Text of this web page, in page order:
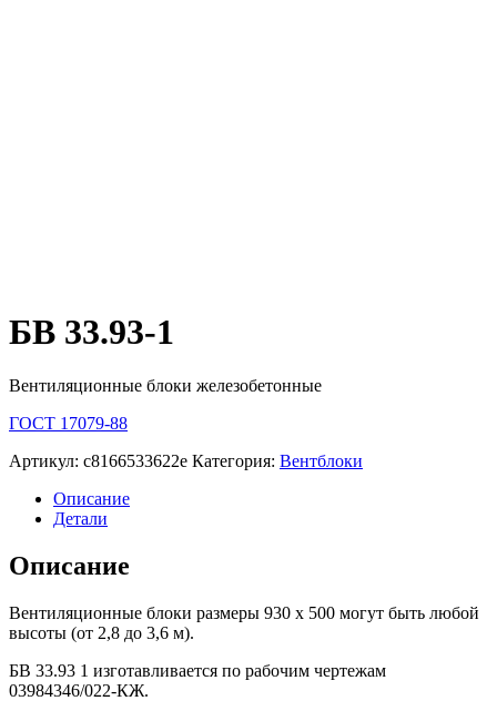
БВ 33.93-1
Вентиляционные блоки железобетонные
ГОСТ 17079-88
Артикул: c8166533622e Категория: Вентблоки
Описание
Детали
Описание
Вентиляционные блоки размеры 930 х 500 могут быть любой
высоты (от 2,8 до 3,6 м).
БВ 33.93 1 изготавливается по рабочим чертежам
03984346/022-КЖ.